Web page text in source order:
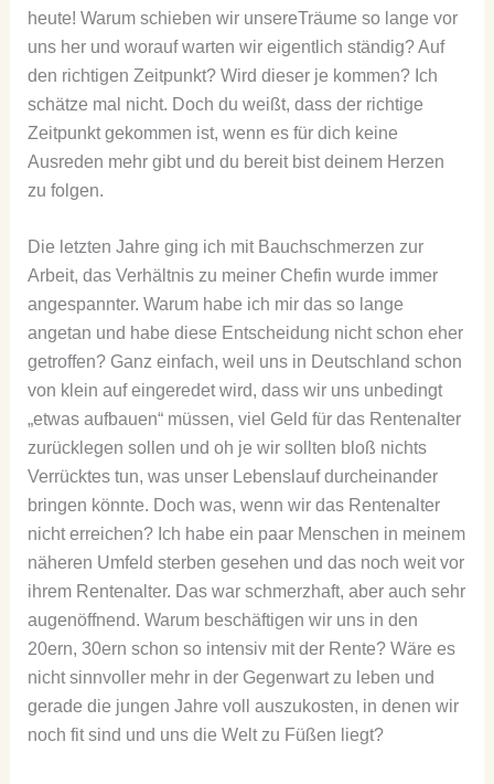
heute! Warum schieben wir unsereTräume so lange vor
uns her und worauf warten wir eigentlich ständig? Auf
den richtigen Zeitpunkt? Wird dieser je kommen? Ich
schätze mal nicht. Doch du weißt, dass der richtige
Zeitpunkt gekommen ist, wenn es für dich keine
Ausreden mehr gibt und du bereit bist deinem Herzen
zu folgen.
Die letzten Jahre ging ich mit Bauchschmerzen zur
Arbeit, das Verhältnis zu meiner Chefin wurde immer
angespannter. Warum habe ich mir das so lange
angetan und habe diese Entscheidung nicht schon eher
getroffen? Ganz einfach, weil uns in Deutschland schon
von klein auf eingeredet wird, dass wir uns unbedingt
„etwas aufbauen“ müssen, viel Geld für das Rentenalter
zurücklegen sollen und oh je wir sollten bloß nichts
Verrücktes tun, was unser Lebenslauf durcheinander
bringen könnte. Doch was, wenn wir das Rentenalter
nicht erreichen? Ich habe ein paar Menschen in meinem
näheren Umfeld sterben gesehen und das noch weit vor
ihrem Rentenalter. Das war schmerzhaft, aber auch sehr
augenöffnend. Warum beschäftigen wir uns in den
20ern, 30ern schon so intensiv mit der Rente? Wäre es
nicht sinnvoller mehr in der Gegenwart zu leben und
gerade die jungen Jahre voll auszukosten, in denen wir
noch fit sind und uns die Welt zu Füßen liegt?